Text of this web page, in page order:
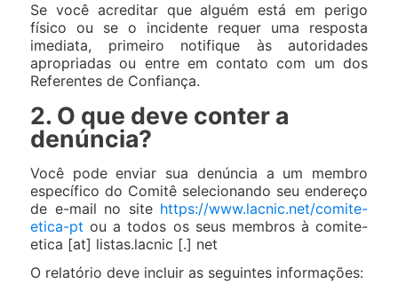
Se você acreditar que alguém está em perigo
físico ou se o incidente requer uma resposta
imediata, primeiro notifique às autoridades
apropriadas ou entre em contato com um dos
Referentes de Confiança.
2. O que deve conter a
denúncia?
Você pode enviar sua denúncia a um membro
específico do Comitê selecionando seu endereço
de e-mail no site https://www.lacnic.net/comite-
etica-pt ou a todos os seus membros à comite-
etica [at] listas.lacnic [.] net
O relatório deve incluir as seguintes informações: